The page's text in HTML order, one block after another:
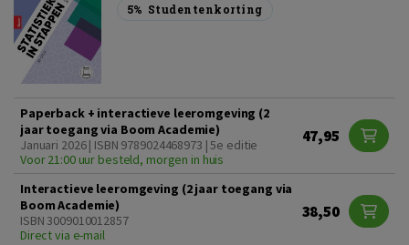
5% Studentenkorting
Paperback + interactieve leeromgeving (2
jaar toegang via Boom Academie)
Januari 2026 | ISBN 9789024468973 | 5e editie
Voor 21:00 uur besteld, morgen in huis
47,95
Interactieve leeromgeving (2 jaar toegang via
Boom Academie)
ISBN 3009010012857
Direct via e-mail
38,50